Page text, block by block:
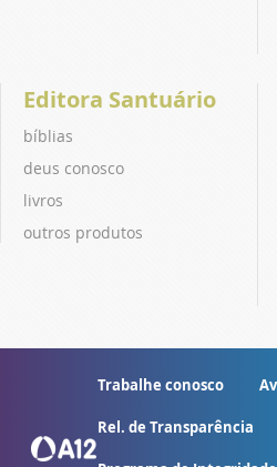
Editora Santuário
bíblias
deus conosco
livros
outros produtos
Trabalhe conosco
Rel. de Transparência